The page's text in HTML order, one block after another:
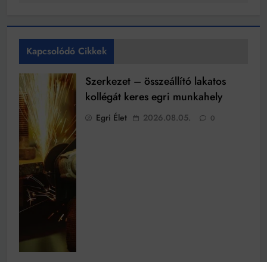
Kapcsolódó Cikkek
Szerkezet – összeállító lakatos
kollégát keres egri munkahely
Egri Élet 2026.08.05. 0